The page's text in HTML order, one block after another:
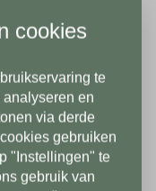
1/8
Vanaf
weer bij
cookies
te
en
via derde
gebruiken
"Instellingen" te
gebruik van